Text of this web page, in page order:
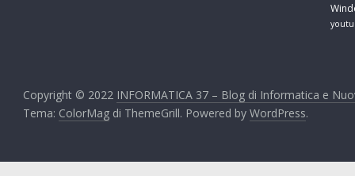
e
Copyright © 2022 INFORMATICA 37 – Blog di Informatica e
Tema: ColorMag di ThemeGrill. Powered byWordPress.